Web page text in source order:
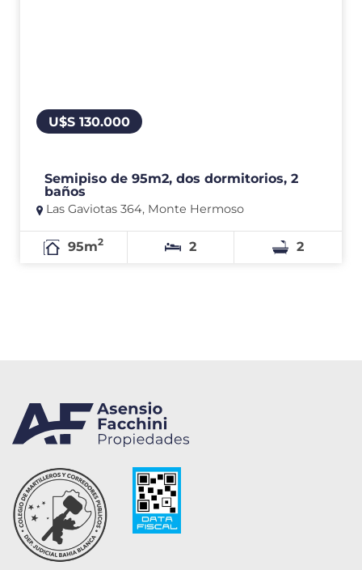
U$S 130.000
Semipiso de 95m2, dos dormitorios, 2
baños
Las Gaviotas 364, Monte Hermoso
95m2 2 2